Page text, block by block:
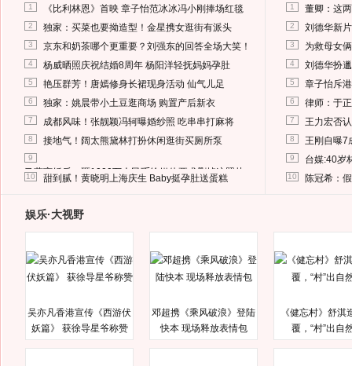
1 《比利林恩》首映 章子怡范冰冰冯小刚捧场红毯
2 独家：买菜也要拗造型！金星携女逛街有派头
3 京东和奶茶哪个更重要？刘强东的回答全场大笑！
4 杨威晒照庆祝结婚8周年 杨阳洋轻抚妈妈孕肚
5 艳压群芳！唐嫣修身长裙现身活动 仙气儿足
6 独家：姚晨带小土豆逛商场 购置产后新衣
7 成都风味！张靓颖冯轲曝婚纱照 吃串串打麻将
8 接地气！阔太熊黛林打扮休闲逛街买厕所泵
9
马蓉离婚后，砸1000万人民币给媒体要求删掉这照片
10 甜到腻！黄晓明上海庆生 Baby挺孕肚送蛋糕
1 董卿：这
2 刘德华新
3 为救母女
4 刘德华扮
5 章子怡斥
6 律师：于
7 王力宏否
8 王刚自曝7
9 台媒:40岁
10 陈冠希：
娱乐·大视野
吴亦凡香港宣传《西游伏
妖篇》 获徐导星爷称赞
邓超携《乘风破浪》登陆
快本 现场释放表情包
《健忘村》舒淇
覆，“村”出自